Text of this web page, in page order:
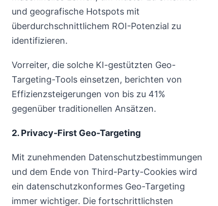
und geografische Hotspots mit
überdurchschnittlichem ROI-Potenzial zu
identifizieren.
Vorreiter, die solche KI-gestützten Geo-
Targeting-Tools einsetzen, berichten von
Effizienzsteigerungen von bis zu 41%
gegenüber traditionellen Ansätzen.
2. Privacy-First Geo-Targeting
Mit zunehmenden Datenschutzbestimmungen
und dem Ende von Third-Party-Cookies wird
ein datenschutzkonformes Geo-Targeting
immer wichtiger. Die fortschrittlichsten